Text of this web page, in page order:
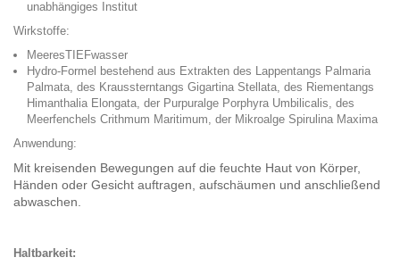
unabhängiges Institut
Wirkstoffe:
MeeresTIEFwasser
Hydro-Formel bestehend aus Extrakten des Lappentangs Palmaria
Palmata , des Kraussterntangs Gigartina Stellata , des Riementangs
Himanthalia Elongata , der Purpuralge Porphyra Umbilicalis , des
Meerfenchels Crithmum Maritimum , der Mikroalge Spirulina Maxima
Anwendung:
Mit kreisenden Bewegungen auf die feuchte Haut von Körper,
Händen oder Gesicht auftragen, aufschäumen und anschließend
abwaschen.
Haltbarkeit: